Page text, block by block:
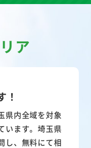
ア
！
県内全域を対象
います。埼玉県
し、無料にて相